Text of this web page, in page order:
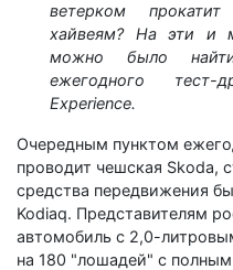
ветерком
хайвеям? На эти и
можно было
ежегодного тест-
Experience.
Очередным пунктом
проводит чешская Skoda,
средства передвижения
Kodiaq. Представителям
автомобиль с 2,0-
на 180 "лошадей" с